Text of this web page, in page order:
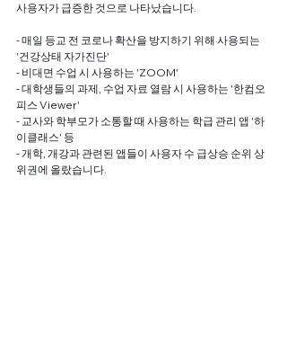
사용자가 급증한 것으로 나타났습니다.
- 매일 등교 전 코로나 확산을 방지하기 위해 사용되는
'건강상태 자가진단'
- 비대면 수업 시 사용하는 'ZOOM'
- 대학생들의 과제, 수업 자료 열람 시 사용하는 '한컴오
피스 Viewer'
- 교사와 학부모가 소통할 때 사용하는 학급 관리 앱 '하
이클래스' 등
- 개학, 개강과 관련된 앱들이 사용자 수 급상승 순위 상
위권에 올랐습니다.